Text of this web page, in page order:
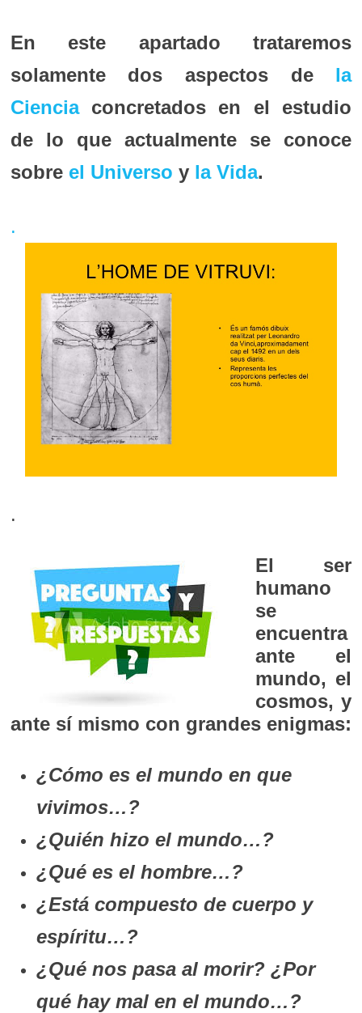
En este apartado trataremos
solamente dos aspectos de la
Cienciaconcretados en el estudio
de lo que actualmente se conoce
sobre el Universo y la Vida.
.
.
El ser
humano
se
encuentra
ante el
mundo, el
cosmos, y
ante sí mismo con grandes enigmas:
¿Cómo es el mundo en que
vivimos…?
¿Quién hizo el mundo…?
¿Qué es el hombre…?
¿Está compuesto de cuerpo y
espíritu…?
¿Qué nos pasa al morir? ¿Por
qué hay mal en el mundo…?